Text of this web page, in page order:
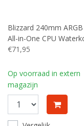
Blizzard 240mm
All-in-One CPU
€71,95
Op voorraad in extern
magazijn